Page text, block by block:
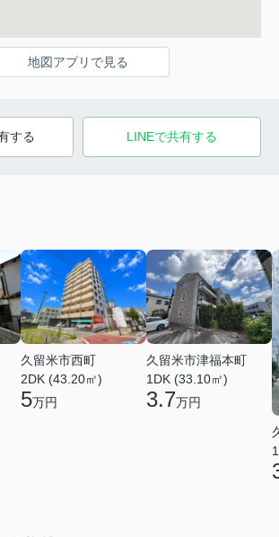
地図アプリで見る
する LINEで共有する
久留米市西町
2DK (43.20㎡)
5万円
久留米市津福本町
1DK (33.10㎡)
3.7万円